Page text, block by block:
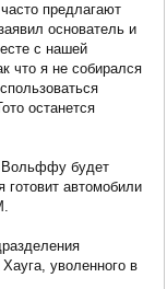
предлагают
основатель и
с нашей
что я не собирался
останется
Вольффу будет
автомобили
уволенного в